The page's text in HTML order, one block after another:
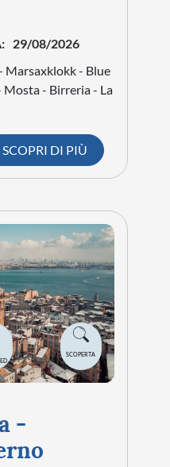
29/08/2026
Marsaxklokk - Blue
- Birreria - La
SCOPRI DI PIÙ
SCOPERTA
-